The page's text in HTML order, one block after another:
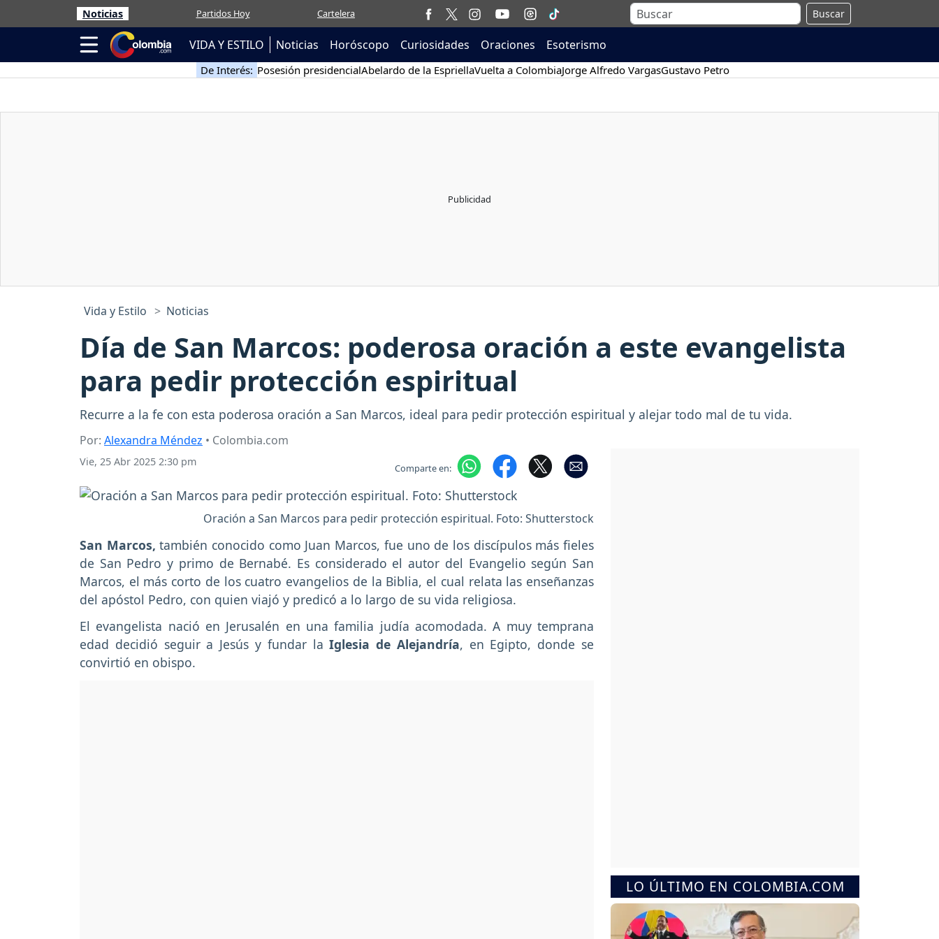
Noticias Partidos Hoy Cartelera Buscar
VIDA Y ESTILO Noticias Horóscopo Curiosidades Oraciones Esoterismo
De Interés: Posesión presidencialAbelardo de la EspriellaVuelta a ColombiaJorge Alfredo VargasGustavo Petro
Vida y Estilo Noticias
Día de San Marcos: poderosa oración a este evangelista
para pedir protección espiritual
Recurre a la fe con esta poderosa oración a San Marcos, ideal para pedir protección espiritual y alejar todo mal de tu vida.
Por: Alexandra Méndez • Colombia.com
Vie, 25 Abr 2025 2:30 pm Comparte en:
Oración a San Marcos para pedir protección espiritual. Foto: Shutterstock
San Marcos, también conocido como Juan Marcos, fue uno de los discípulos más fieles
de San Pedro y primo de Bernabé. Es considerado el autor del Evangelio según San
Marcos, el más corto de los cuatro evangelios de la Biblia, el cual relata las enseñanzas
del apóstol Pedro, con quien viajó y predicó a lo largo de su vida religiosa.
El evangelista nació en Jerusalén en una familia judía acomodada. A muy temprana
edad decidió seguir a Jesús y fundar laIglesia de Alejandría, en Egipto, donde se
convirtió en obispo.
LO ÚLTIMO EN COLOMBIA.COM